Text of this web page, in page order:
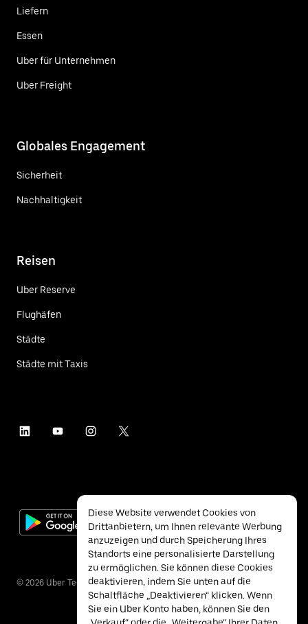
Liefern
Essen
Uber für Unternehmen
Uber Freight
Globales Engagement
Sicherheit
Nachhaltigkeit
Reisen
Uber Reserve
Flughäfen
Städte
Städte mit Taxis
© 2026 Uber Technologies Inc.
Diese Website verwendet Cookies von
Drittanbietern, um Ihnen relevante Werbung
anzuzeigen und durch Speicherung Ihres
Standorts eine personalisierte Darstellung
zu ermöglichen. Sie können diese Cookies
deaktivieren, indem Sie unten auf die
Schaltfläche „Deaktivieren“ klicken. Wenn
Sie ein Uber Konto haben, können Sie den